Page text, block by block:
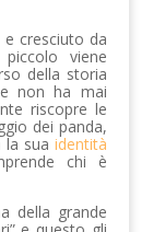
cresciuto da
viene
della storia
non ha mai
riscopre le
dei panda,
la sua identità
chi è
della grande